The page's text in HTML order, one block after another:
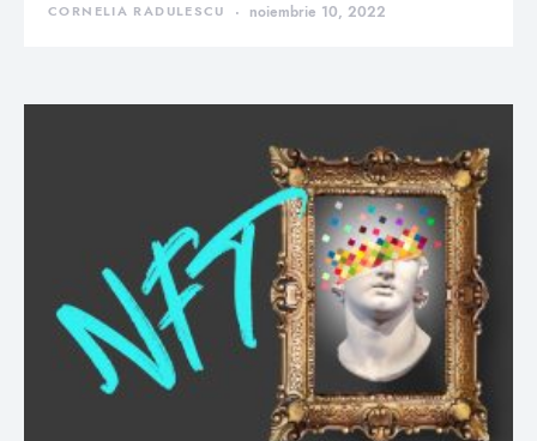
CORNELIA RADULESCU noiembrie 10, 2022